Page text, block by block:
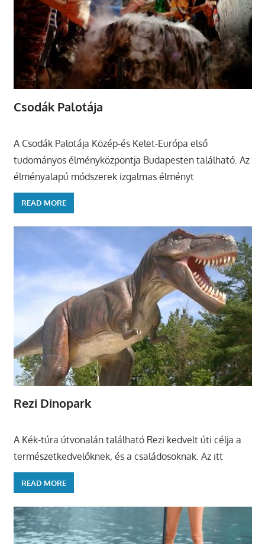
Csodák Palotája
A Csodák Palotája Közép-és Kelet-Európa első
tudományos élményközpontja Budapesten található. Az
élményalapú módszerek izgalmas élményt
READ MORE
Rezi Dinopark
A Kék-túra útvonalán található Rezi kedvelt úti célja a
természetkedvelőknek, és a családosoknak. Az itt
READ MORE